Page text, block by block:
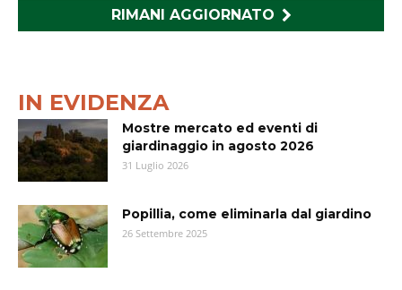
RIMANI AGGIORNATO
IN EVIDENZA
Mostre mercato ed eventi di
giardinaggio in agosto 2026
31 Luglio 2026
Popillia, come eliminarla dal giardino
26 Settembre 2025